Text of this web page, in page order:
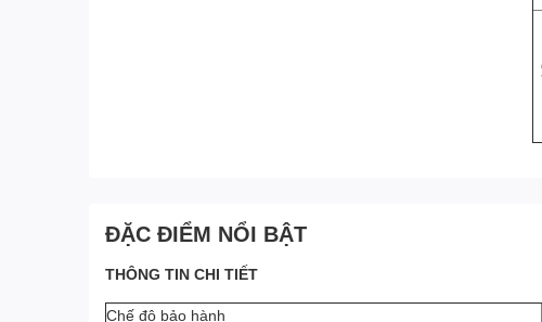
ĐẶC ĐIỂM NỔI BẬT
THÔNG TIN CHI TIẾT
Chế độ bảo hành